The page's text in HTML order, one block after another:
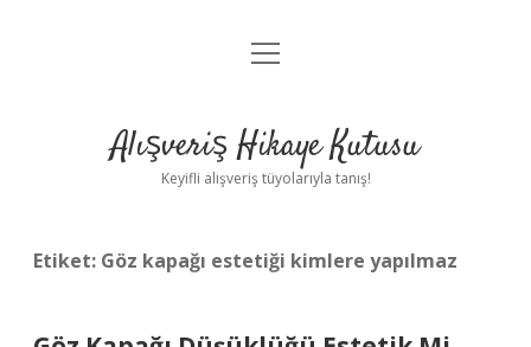
Anasayfa
Yasal Uyarı
menüyü
Alışveriş Hikaye Kutusu
Keyifli alışveriş tüyolarıyla tanış!
Etiket: Göz kapağı estetiği kimlere yapılmaz